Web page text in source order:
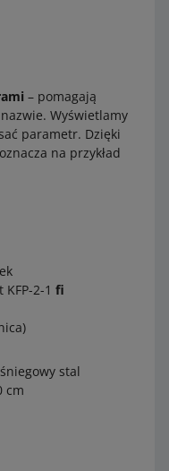
– pomagają
Wyświetlamy
parametr. Dzięki
na przykład
2-1 fi
stal
cm